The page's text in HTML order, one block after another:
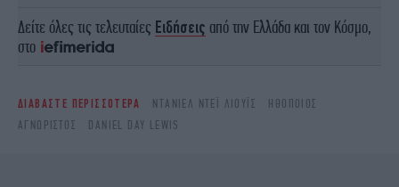
Δείτε όλες τις τελευταίες Ειδήσεις από την Ελλάδα και τον Κόσμο,
στο
ΔΙΑΒΑΣΤΕ ΠΕΡΙΣΣΟΤΕΡΑ ΝΤΆΝΙΕΛ ΝΤΈΙ ΛΙΟΎΙΣ
ΗΘΟΠΟΙΌΣ
ΑΓΝΏΡΙΣΤΟΣ
DANIEL DAY LEWIS